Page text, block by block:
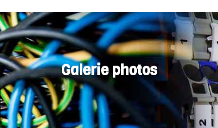
Galerie photos